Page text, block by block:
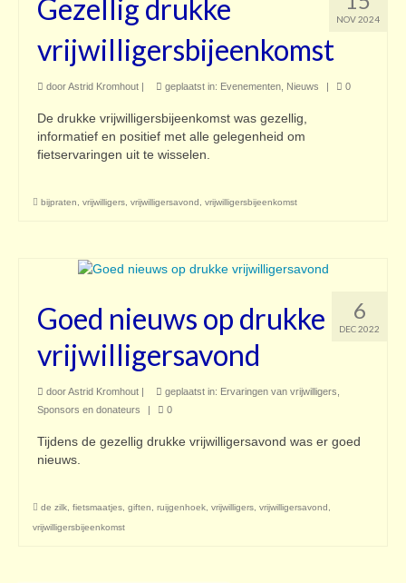
NOV 2024
Gezellig drukke
vrijwilligersbijeenkomst
doorAstrid Kromhout | geplaatst in: Evenementen Nieuws | 0
De drukke vrijwilligersbijeenkomst was gezellig,
informatief en positief met alle gelegenheid om
fietservaringen uit te wisselen.
bijpraten vrijwilligers vrijwilligersavond vrijwilligersbijeenkomst
6
DEC 2022
Goed nieuws op drukke
vrijwilligersavond
doorAstrid Kromhout geplaatst in: Ervaringen van vrijwilligers
Sponsors en donateurs
0
Tijdens de gezellig drukke vrijwilligersavond was er goed
nieuws.
de zilk, fietsmaatjes, giften, ruijgenhoek, vrijwilligers, vrijwilligersavond,
vrijwilligersbijeenkomst